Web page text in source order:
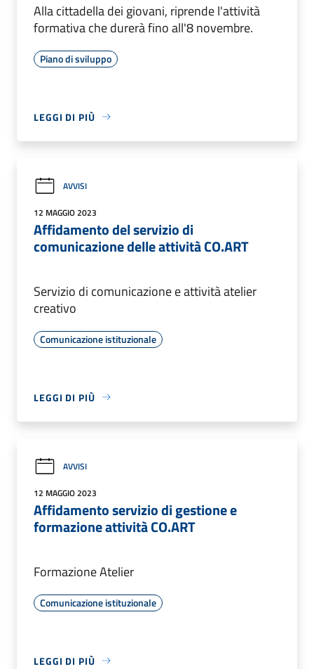
Alla cittadella dei giovani, riprende l'attività
formativa che durerà fino all'8 novembre.
Piano di sviluppo
LEGGI DI PIÙ
AVVISI
12 MAGGIO 2023
Affidamento del servizio di
comunicazione delle attività CO.ART
Servizio di comunicazione e attività atelier
creativo
Comunicazione istituzionale
LEGGI DI PIÙ
AVVISI
12 MAGGIO 2023
Affidamento servizio di gestione e
formazione attività CO.ART
Formazione Atelier
Comunicazione istituzionale
LEGGI DI PIÙ